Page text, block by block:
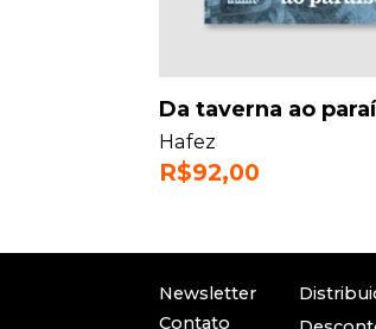
Da taverna ao
Hafez
R$92,00
Newsletter
Contato